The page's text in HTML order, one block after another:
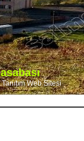
Web Sitesi